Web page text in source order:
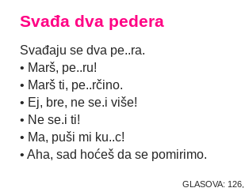
Svađa dva pedera
Svađaju se dva pe..ra.
• Marš, pe..ru!
• Marš ti, pe..rčino.
• Ej, bre, ne se.i više!
• Ne se.i ti!
• Ma, puši mi ku..c!
• Aha, sad hoćeš da se pomirimo.
GLASOVA: 126